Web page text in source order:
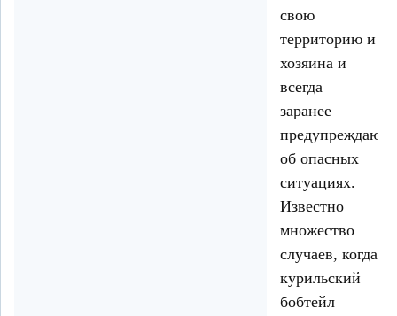
свою
территорию и
хозяина и
всегда
заранее
предупреждают
об опасных
ситуациях.
Известно
множество
случаев, когда
курильский
бобтейл